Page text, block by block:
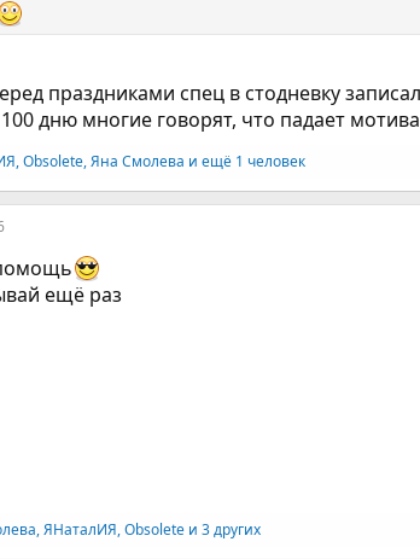
праздниками спец в стодневку
дню многие говорят, что падает
,Obsolete,Яна Смолева и ещё 1 человек
ещё раз
,ЯНаталИЯ,Obsolete и 3 других